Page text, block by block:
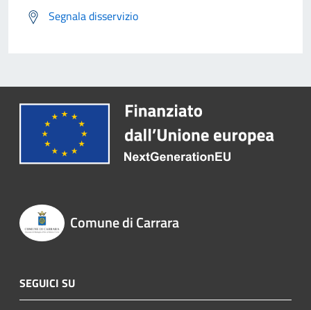
Segnala disservizio
Comune di Carrara
SEGUICI SU